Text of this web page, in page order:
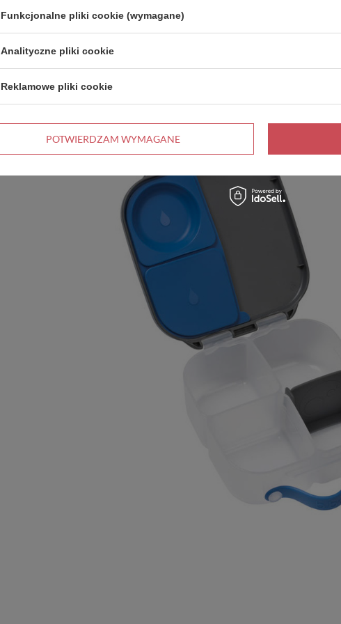
zróżnicowane
posiłki dla swojego
dziecka.
Funkcjonalne pliki cookie (wymagane)
Analityczne pliki cookie
Reklamowe pliki cookie
POTWIERDZAM WYMAGANE